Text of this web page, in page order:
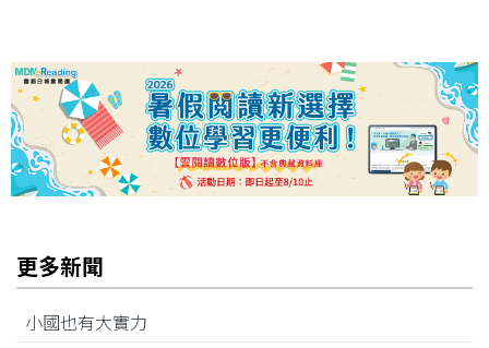
更多新聞
小國也有大實力